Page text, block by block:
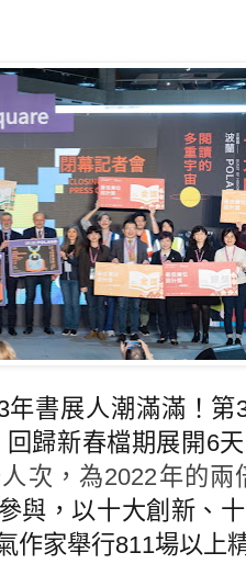
年書展人潮滿滿！第
回歸新春檔期展開 6
次，為2022年的兩
與，以十大創新、
作家舉行811場以上